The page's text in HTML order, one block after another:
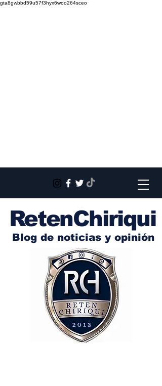
gta8gwbbd59u57f3hyx6woo264sceo
RetenChiriqui
Blog de noticias y opinión